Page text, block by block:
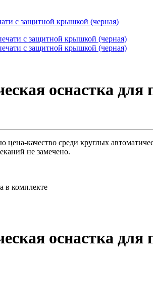
с защитной крышкой (черная)
оснастка
качество среди круглых
не замечено.
в комплекте
оснастка